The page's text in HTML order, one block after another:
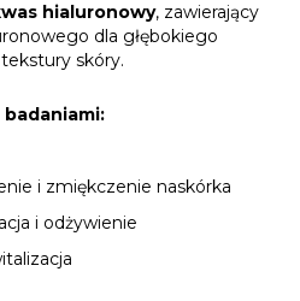
hialuronowy, zawierający
dla głębokiego
skóry.
i zmiękczenie naskórka
i odżywienie